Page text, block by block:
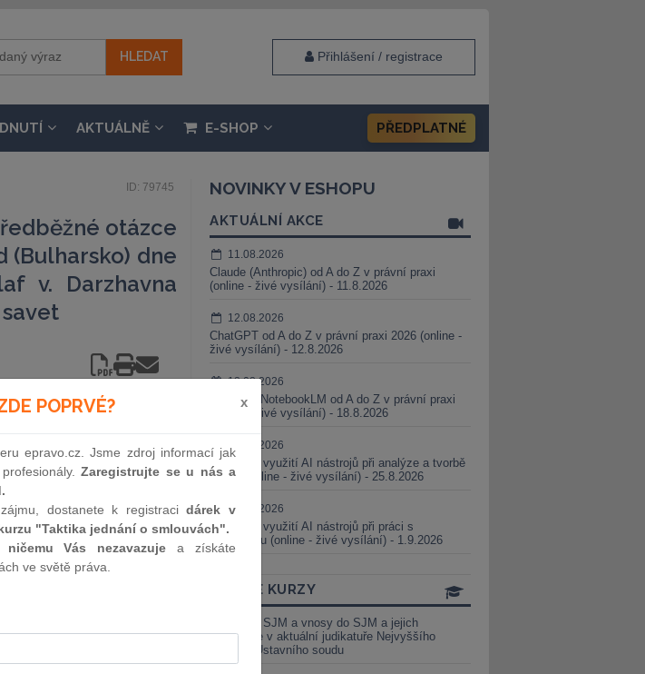
Přihlášení / registrace
AKTUÁLNĚ E-SHOP PŘEDPLATNÉ
ID: 79745
otázce
(Bulharsko) dne
v. Darzhavna
Sad Sofia-grad
agentsia za bezhantsite pri
17. 12. 2011
NOVINKY V ESHOPU
AKTUÁLNÍ AKCE
11.08.2026
Claude (Anthropic) od A do Z v právní praxi
(online - živé vysílání) - 11.8.2026
12.08.2026
ChatGPT od A do Z v právní praxi 2026 (online -
živé vysílání) - 12.8.2026
18.08.2026
Gemini a NotebookLM od A do Z v právní praxi
(online - živé vysílání) - 18.8.2026
25.08.2026
Praktické využití AI nástrojů při analýze a tvorbě
smluv (online - živé vysílání) - 25.8.2026
01.09.2026
Praktické využití AI nástrojů při práci s
judikaturou (online - živé vysílání) - 1.9.2026
ONLINE KURZY
Vnosy ze SJM a vnosy do SJM a jejich
valorizace v aktuální judikatuře Nejvyššího
soudu a Ústavního soudu
POPRVÉ? x
epravo.cz. Jsme zdroj informací jak
Zaregistrujte se u nás a
dostanete k registracidárek v
"Taktika jednání o smlouvách".
Vás nezavazuje a získáte
ve světě práva.